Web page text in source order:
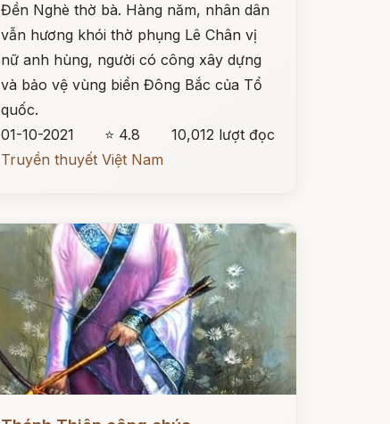
Đền Nghè thờ bà. Hàng năm, nhân dân
vẫn hương khói thờ phụng Lê Chân vị
nữ anh hùng, người có công xây dựng
và bảo vệ vùng biển Đông Bắc của Tổ
quốc.
01-10-2021
⭐ 4.8
10,012 lượt đọc
Truyền thuyết Việt Nam